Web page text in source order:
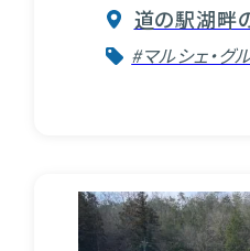
道の駅湖畔
#マルシェ・グ